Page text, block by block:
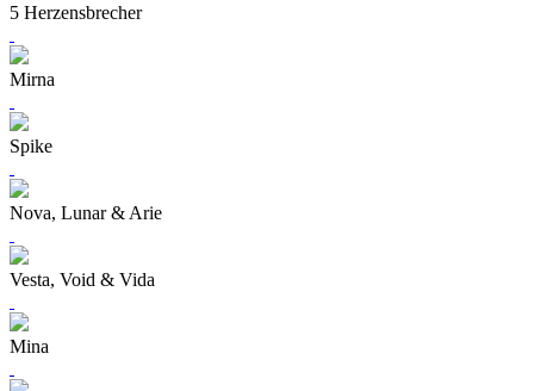
5 Herzensbrecher
Mirna
Spike
Nova, Lunar & Arie
Vesta, Void & Vida
Mina